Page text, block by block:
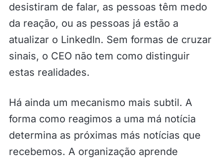
desistiram de falar, as pessoas têm medo
da reação, ou as pessoas já estão a
atualizar o LinkedIn. Sem formas de cruzar
sinais, o CEO não tem como distinguir
estas realidades.
Há ainda um mecanismo mais subtil. A
forma como reagimos a uma má notícia
determina as próximas más notícias que
recebemos. A organização aprende